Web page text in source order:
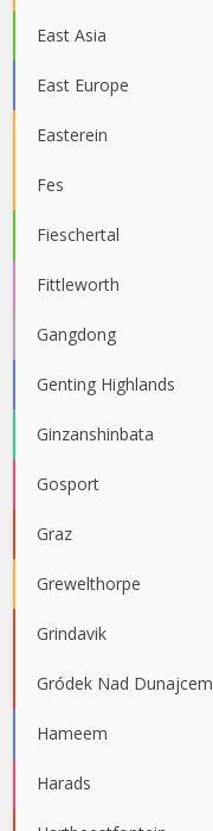
East Asia
East Europe
Easterein
Fes
Fieschertal
Fittleworth
Gangdong
Genting Highlands
Ginzanshinbata
Gosport
Graz
Grewelthorpe
Grindavik
Gródek Nad Dunajcem
Hameem
Harads